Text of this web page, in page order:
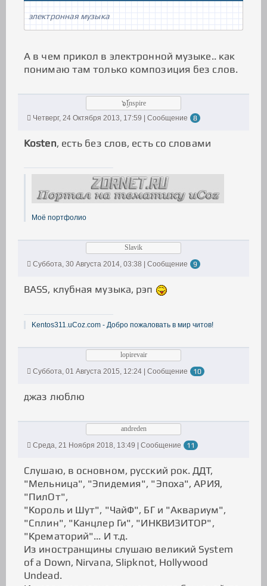
электронная музыка
А в чем прикол в электронной музыке.. как
понимаю там только композиция без слов.
๖ۣۜInspire
Четверг, 24 Октября 2013, 17:59 | Сообщение
8
Kosten, есть без слов, есть со словами
Моё портфолио
Slavik
Суббота, 30 Августа 2014, 03:38 | Сообщение
9
BASS, клубная музыка, рэп
Kentos311.uCoz.com - Добро пожаловать в мир читов!
lopirevair
Суббота, 01 Августа 2015, 12:24 | Сообщение
10
джаз люблю
andreden
Среда, 21 Ноября 2018, 13:49 | Сообщение
11
Слушаю, в основном, русский рок. ДДТ,
"Мельница", "Эпидемия", "Эпоха", АРИЯ,
"ПилОт",
"Король и Шут", "ЧайФ", БГ и "Аквариум",
"Сплин", "Канцлер Ги", "ИНКВИЗИТОР",
"Крематорий"... И т.д.
Из иностранщины слушаю великий System
of a Down, Nirvana, Slipknot, Hollywood
Undead.